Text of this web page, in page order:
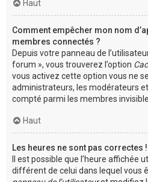
Haut
Comment empêcher mon nom
membres connectés ?
Depuis votre panneau de
forum », vous trouverez l’option
vous activez cette option vous ne
administrateurs, les modérateurs
compté parmi les membres
Haut
Les heures ne sont pas correctes !
Il est possible que l’heure affichée
différent de celui dans lequel vous